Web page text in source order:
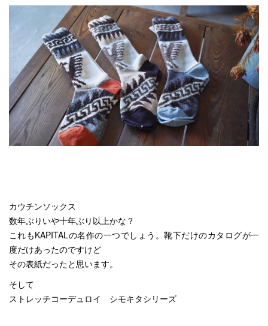
カウチンソックス
数年ぶりいや十年ぶり以上かな？
これもKAPITALの名作の一つでしょう。靴下だけのカタログが一
度だけあったのですけど
その表紙だったと思います。
そして
ストレッチコーデュロイ シモキタシリーズ